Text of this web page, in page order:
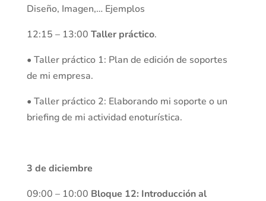
Diseño, Imagen,… Ejemplos
12:15 – 13:00 Taller práctico.
• Taller práctico 1: Plan de edición de soportes
de mi empresa.
• Taller práctico 2: Elaborando mi soporte o un
briefing de mi actividad enoturística.
3 de diciembre
09:00 – 10:00 Bloque 12: Introducción al